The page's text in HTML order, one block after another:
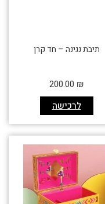
תיבת נגינה – חד קרן
לרכישה
200.00 ₪